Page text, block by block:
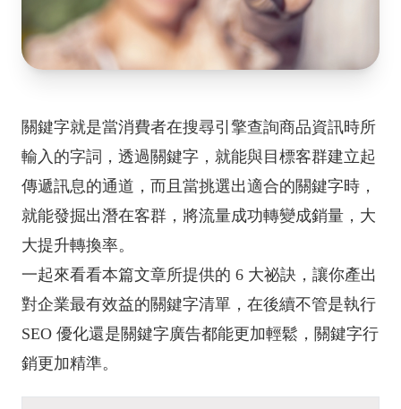
關鍵字就是當消費者在搜尋引擎查詢商品資訊時所
輸入的字詞，透過關鍵字，就能與目標客群建立起
傳遞訊息的通道，而且當挑選出適合的關鍵字時，
就能發掘出潛在客群，將流量成功轉變成銷量，大
大提升轉換率。
一起來看看本篇文章所提供的 6 大祕訣，讓你產出
對企業最有效益的關鍵字清單，在後續不管是執行
SEO 優化還是關鍵字廣告都能更加輕鬆，關鍵字行
銷更加精準。